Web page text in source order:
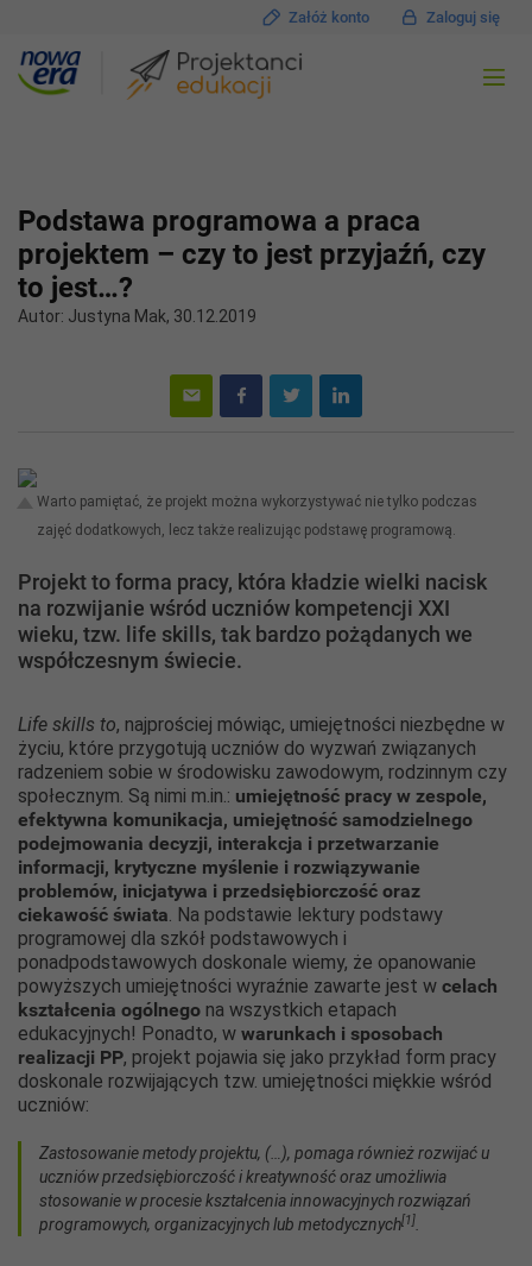
Załóż konto Zaloguj się
Podstawa programowa a praca
projektem – czy to jest przyjaźń, czy
to jest…?
Autor: Justyna Mak, 30.12.2019
Warto pamiętać, że projekt można wykorzystywać nie tylko podczas
zajęć dodatkowych, lecz także realizując podstawę programową.
Projekt to forma pracy, która kładzie wielki nacisk
na rozwijanie wśród uczniów kompetencji XXI
wieku, tzw. life skills, tak bardzo pożądanych we
współczesnym świecie.
Life skills to, najprościej mówiąc, umiejętności niezbędne w
życiu, które przygotują uczniów do wyzwań związanych
radzeniem sobie w środowisku zawodowym, rodzinnym czy
społecznym. Są nimi m.in.: umiejętność pracy w zespole,
efektywna komunikacja, umiejętność samodzielnego
podejmowania decyzji, interakcja i przetwarzanie
informacji, krytyczne myślenie i rozwiązywanie
problemów, inicjatywa i przedsiębiorczość oraz
ciekawość świata. Na podstawie lektury podstawy
programowej dla szkół podstawowych i
ponadpodstawowych doskonale wiemy, że opanowanie
powyższych umiejętności wyraźnie zawarte jest w celach
kształcenia ogólnego na wszystkich etapach
edukacyjnych! Ponadto, w warunkach i sposobach
realizacji PP, projekt pojawia się jako przykład form pracy
doskonale rozwijających tzw. umiejętności miękkie wśród
uczniów:
Zastosowanie metody projektu, (…), pomaga również rozwijać u
uczniów przedsiębiorczość i kreatywność oraz umożliwia
stosowanie w procesie kształcenia innowacyjnych rozwiązań
programowych, organizacyjnych lub metodycznych[1].